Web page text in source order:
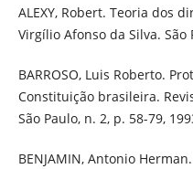
ALEXY, Robert. Teoria dos
Virgílio Afonso da Silva. São
BARROSO, Luis Roberto.
Constituição brasileira.
São Paulo, n. 2, p. 58-79,
BENJAMIN, Antonio